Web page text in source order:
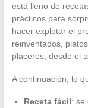
está lleno de
prácticos para
hacer explotar el
reinventados,
placeres, desde el
A continuación, lo
Receta fácil: se